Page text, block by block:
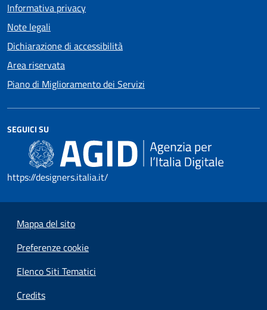
Informativa privacy
Note legali
Dichiarazione di accessibilità
Area riservata
Piano di Miglioramento dei Servizi
SEGUICI SU
https://designers.italia.it/
Mappa del sito
Preferenze cookie
Elenco Siti Tematici
Credits